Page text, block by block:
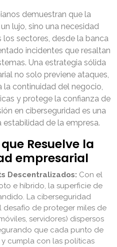
demuestran que la
lujo, sino una necesidad
los sectores, desde la banca
incidentes que resaltan
Una estrategia sólida
no solo previene ataques,
la continuidad del negocio,
y protege la confianza de
en ciberseguridad es una
estabilidad de la empresa.
Resuelve la
empresarial
Descentralizados: Con el
e híbrido, la superficie de
La ciberseguridad
desafío de proteger miles de
servidores) dispersos
que cada punto de
cumpla con las políticas